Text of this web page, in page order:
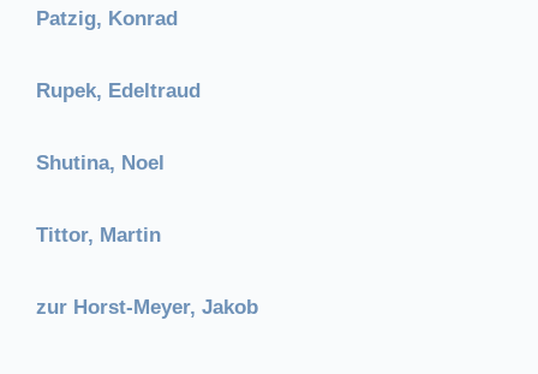
Patzig, Konrad
Rupek, Edeltraud
Shutina, Noel
Tittor, Martin
zur Horst-Meyer, Jakob